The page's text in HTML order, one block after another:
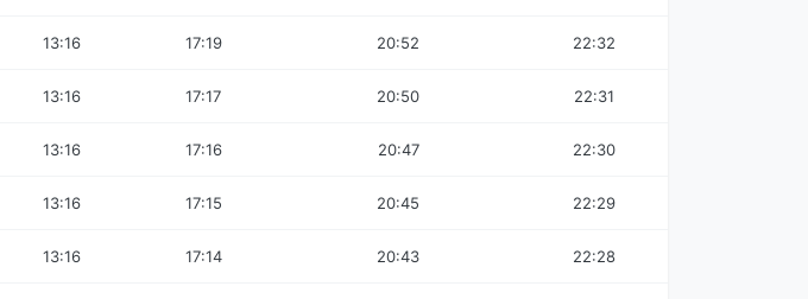
13:16 17:19 20:52 22:32
13:16 17:17 20:50 22:31
13:16 17:16 20:47 22:30
13:16 17:15 20:45 22:29
13:16 17:14 20:43 22:28